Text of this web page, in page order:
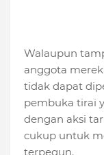
Walaupun
anggota
tidak dapat
pembuka tirai
dengan aksi
cukup untuk
terpegun.